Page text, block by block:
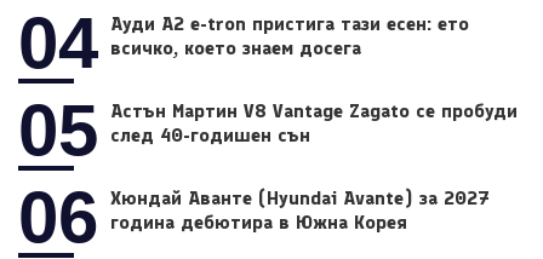
04 Ауди A2 e-tron пристига тази есен: ето
всичко, което знаем досега
05
Астън Мартин V8 Vantage Zagato се пробуди
след 40-годишен сън
06
Хюндай Аванте (Hyundai Avante) за 2027
година дебютира в Южна Корея